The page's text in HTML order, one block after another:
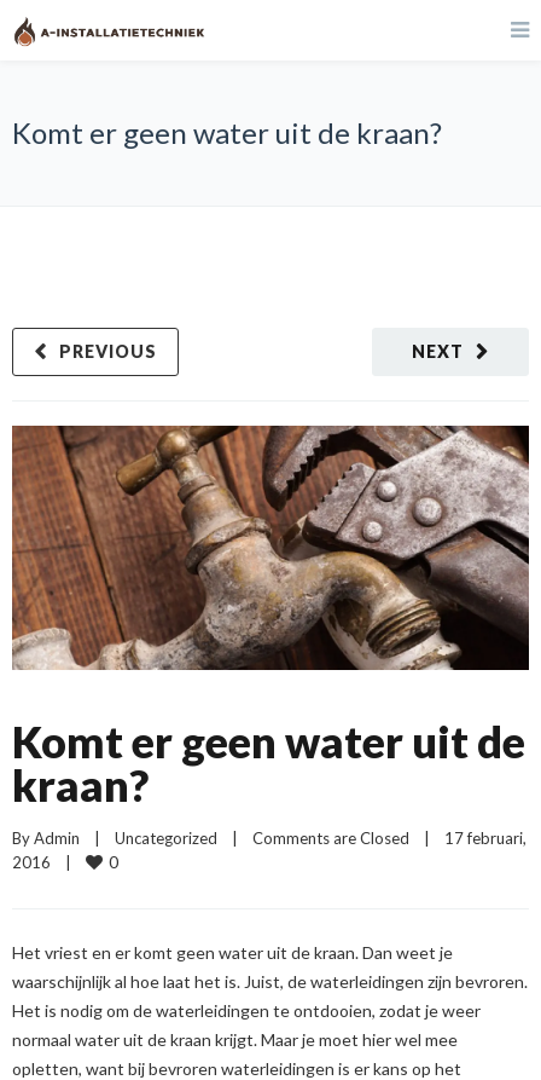
Komt er geen water uit de kraan?
NEXT
PREVIOUS
Komt er geen water uit de
kraan?
By Admin | Uncategorized | Comments are Closed |
17 februari,
2016 | 0
Het vriest en er komt geen water uit de kraan. Dan weet je
waarschijnlijk al hoe laat het is. Juist, de waterleidingen zijn bevroren.
Het is nodig om de waterleidingen te ontdooien, zodat je weer
normaal water uit de kraan krijgt. Maar je moet hier wel mee
opletten, want bij bevroren waterleidingen is er kans op het